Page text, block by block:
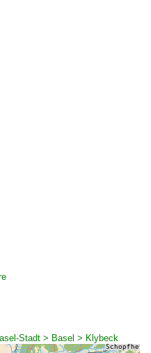
Stadt > Basel > Klybeck